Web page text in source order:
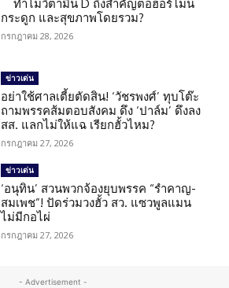
ทำไมวิตามิน D ถึงสำคัญต่อฮอร์โมน
กระดูก และสุขภาพโดยรวม?
กรกฎาคม 28, 2026
ข่าวเด่น
อย่าใช้ศาลเตี้ยตัดสิน! ‘วัชรพงศ์’ ทุบโต๊ะ
ถามพรรคส้มตอบสังคม ดึง ‘ปาล์ม’ ดึงลง
สส. แลกไม่ให้แฉ เรียกฮั้วไหม?
กรกฎาคม 27, 2026
ข่าวเด่น
‘อนุทิน’ สวนพวกจ้องยุบพรรค “รำคาญ-
สมเพช”! ปัดร่วมวงฮั้ว สว. แซวพูลแมน
ไม่มีกอไผ่
กรกฎาคม 27, 2026
- Advertisement -